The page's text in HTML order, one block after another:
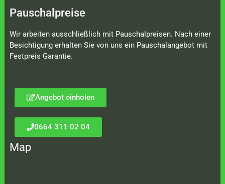
Pauschalpreise
Wir arbeiten ausschließlich mit Pauschalpreisen. Nach einer
Besichtigung erhalten Sie von uns ein Pauschalangebot mit
Festpreis Garantie.
Angebot einholen
0664 311 02 04
Map